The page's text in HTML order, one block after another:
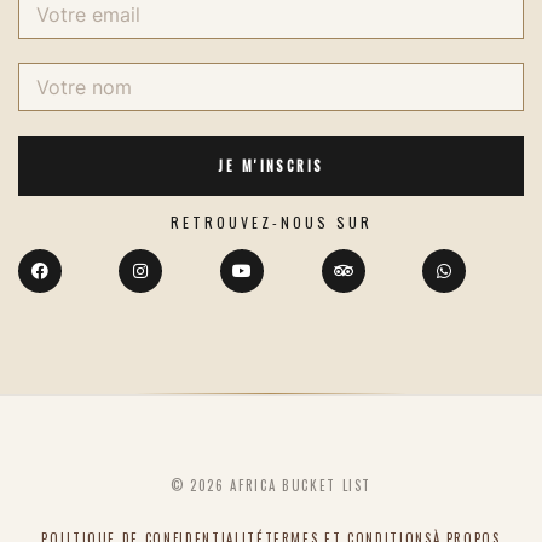
JE M'INSCRIS
RETROUVEZ-NOUS SUR
© 2026 AFRICA BUCKET LIST